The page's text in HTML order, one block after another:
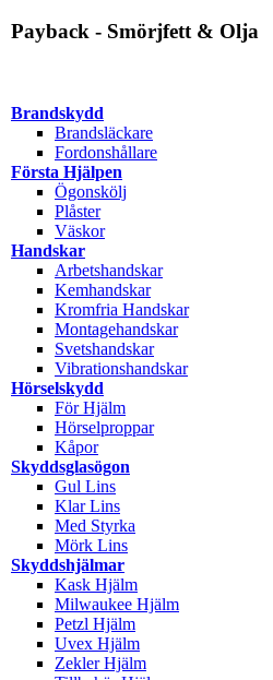
Payback - Smörjfett & Olja
Brandskydd
Brandsläckare
Fordonshållare
Första Hjälpen
Ögonskölj
Plåster
Väskor
Handskar
Arbetshandskar
Kemhandskar
Kromfria Handskar
Montagehandskar
Svetshandskar
Vibrationshandskar
Hörselskydd
För Hjälm
Hörselproppar
Kåpor
Skyddsglasögon
Gul Lins
Klar Lins
Med Styrka
Mörk Lins
Skyddshjälmar
Kask Hjälm
Milwaukee Hjälm
Petzl Hjälm
Uvex Hjälm
Zekler Hjälm